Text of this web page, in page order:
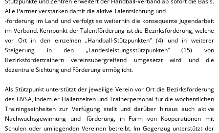
Alle Partner verstärken damit die aktive Talentsichtung und
-förderung im Land und verfolgt so weiterhin die konsequente Jugendarbeit
im Verband. Kernpunkt der Talentförderung ist die Bezirksförderung, welche
vor Ort in den einzelnen „Handball-Stützpunkten“ (4) und in weiterer
Steigerung in den „Landesleistungsstützpunkten“ (15) von
Bezirksfördertrainern vereinsübergreifend umgesetzt wird und die
dezentrale Sichtung und Förderung ermöglicht.
Als Stützpunkt unterstützt der jeweilige Verein vor Ort die Bezirksförderung
des HVSA, indem er Hallenzeiten und Trainerpersonal für die wöchentlichen
Trainingseinheiten zur Verfügung stellt und darüber hinaus auch aktive
Nachwuchsgewinnung und -förderung, in Form von Kooperationen mit
Schulen oder umliegenden Vereinen betreibt. Im Gegenzug unterstützt der